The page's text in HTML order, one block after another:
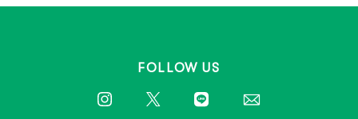
FOLLOW US